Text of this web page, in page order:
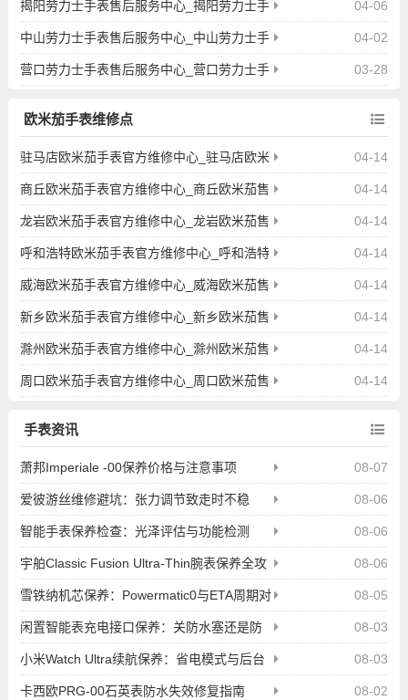
表维修点地址查询 04-06
揭阳劳力士手表售后服务中心_揭阳劳力士手
表维修点地址查询 04-02
中山劳力士手表售后服务中心_中山劳力士手
表维修点地址查询 03-28
营口劳力士手表售后服务中心_营口劳力士手
欧米茄手表维修点
04-14
驻马店欧米茄手表官方维修中心_驻马店欧米
茄售后保养服务地址 04-14
商丘欧米茄手表官方维修中心_商丘欧米茄售
后保养服务地址 04-14
龙岩欧米茄手表官方维修中心_龙岩欧米茄售
后保养服务地址 04-14
呼和浩特欧米茄手表官方维修中心_呼和浩特
欧米茄售后保养服务地址 04-14
威海欧米茄手表官方维修中心_威海欧米茄售
后保养服务地址 04-14
新乡欧米茄手表官方维修中心_新乡欧米茄售
后保养服务地址 04-14
滁州欧米茄手表官方维修中心_滁州欧米茄售
后保养服务地址 04-14
周口欧米茄手表官方维修中心_周口欧米茄售
手表资讯
08-07
萧邦Imperiale -00保养价格与注意事项
08-06
爱彼游丝维修避坑：张力调节致走时不稳
08-06
智能手表保养检查：光泽评估与功能检测
08-06
宇舶Classic Fusion Ultra-Thin腕表保养全攻
略 08-05
雪铁纳机芯保养：Powermatic0与ETA周期对
比 08-03
闲置智能表充电接口保养：关防水塞还是防
尘更重要 08-03
小米Watch Ultra续航保养：省电模式与后台
管理 08-02
卡西欧PRG-00石英表防水失效修复指南